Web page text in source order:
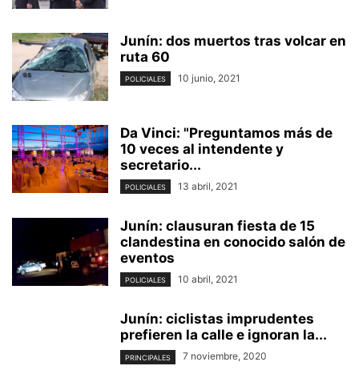
Junín: dos muertos tras volcar en
ruta 60
POLICIALES 10 junio, 2021
Da Vinci: "Preguntamos más de
10 veces al intendente y
secretario...
POLICIALES 13 abril, 2021
Junín: clausuran fiesta de 15
clandestina en conocido salón de
eventos
POLICIALES 10 abril, 2021
Junín: ciclistas imprudentes
prefieren la calle e ignoran la...
PRINCIPALES 7 noviembre, 2020